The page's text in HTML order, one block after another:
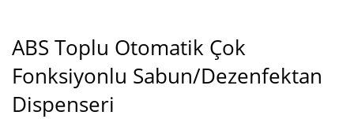
ABS Toplu Otomatik Çok
Fonksiyonlu Sabun/Dezenfektan
Dispenseri